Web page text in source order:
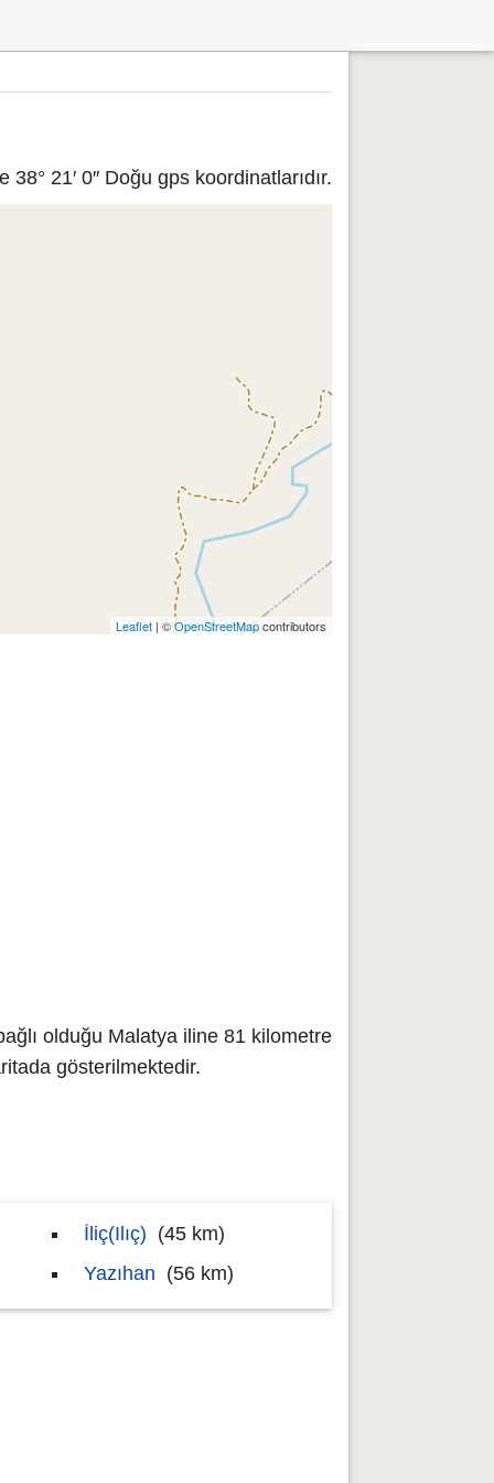
21′ 0″ Doğu gps koordinatlarıdır.
Leaflet | ©OpenStreetMapcontributors
olduğu Malatya iline 81 kilometre
gösterilmektedir.
İliç(Ilıç) (45 km)
Yazıhan (56 km)